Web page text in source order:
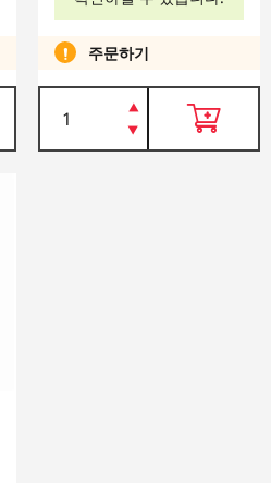
주문하기